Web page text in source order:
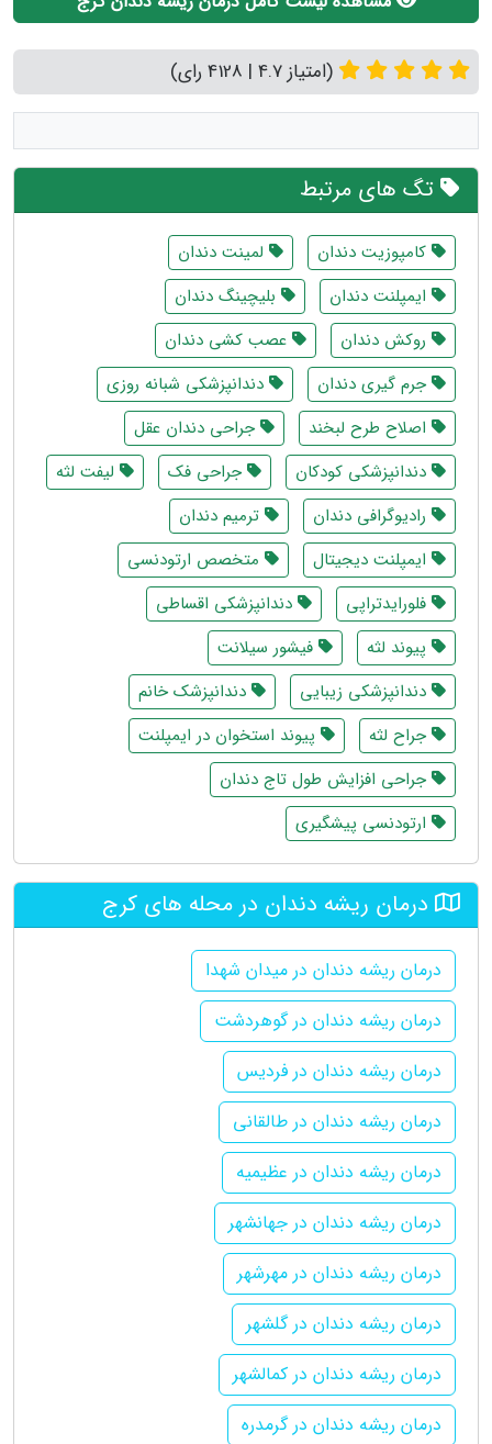
(امتیاز 4.7 | 4128 رای)
تگ های مرتبط
کامپوزیت دندان
لمینت دندان
ایمپلنت دندان
بلیچینگ دندان
روکش دندان
عصب کشی دندان
جرم گیری دندان
دندانپزشکی شبانه روزی
اصلاح طرح لبخند
جراحی دندان عقل
دندانپزشکی کودکان
جراحی فک
لیفت لثه
رادیوگرافی دندان
ترمیم دندان
ایمپلنت دیجیتال
متخصص ارتودنسی
فلورایدتراپی
دندانپزشکی اقساطی
پیوند لثه
فیشور سیلانت
دندانپزشکی زیبایی
دندانپزشک خانم
جراح لثه
پیوند استخوان در ایمپلنت
جراحی افزایش طول تاج دندان
ارتودنسی پیشگیری
درمان ریشه دندان در محله های کرج
درمان ریشه دندان در میدان شهدا
درمان ریشه دندان در گوهردشت
درمان ریشه دندان در فردیس
درمان ریشه دندان در طالقانی
درمان ریشه دندان در عظیمیه
درمان ریشه دندان در جهانشهر
درمان ریشه دندان در مهرشهر
درمان ریشه دندان در گلشهر
درمان ریشه دندان در کمالشهر
درمان ریشه دندان در گرمدره